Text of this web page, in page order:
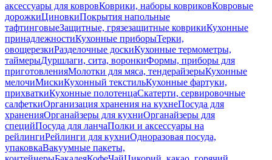
аксессуары для ковровКоврики, наборы ковриковКовровые
дорожкиЦиновкиПокрытия напольные
тафтинговыеЗащитные, грязезащитные коврикиКухонные
принадлежностиКухонные приборыТерки,
овощерезкиРазделочные доскиКухонные термометры,
таймерыДуршлаги, сита, воронкиФормы, приборы для
приготовленияМолотки для мяса, тендерайзерыКухонные
мелочиМискиКухонный текстильКухонные фартуки,
прихваткиКухонные полотенцаСкатерти, сервировочные
салфеткиОрганизация хранения на кухнеПосуда для
храненияОрганайзеры для кухниОрганайзеры для
специйПосуда для ланчаПолки и аксессуары на
рейлингиРейлинги для кухниОдноразовая посуда,
упаковкаВакуумные пакеты,